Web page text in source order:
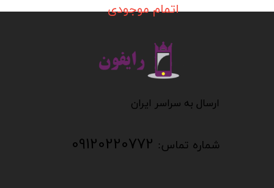
اتمام موجودی
​​​​​​ارسال به سراسر ایران
شماره تماس: 09120220772